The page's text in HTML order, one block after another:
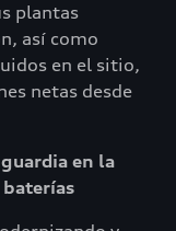
plantas
así como
en el sitio,
netas desde
en la